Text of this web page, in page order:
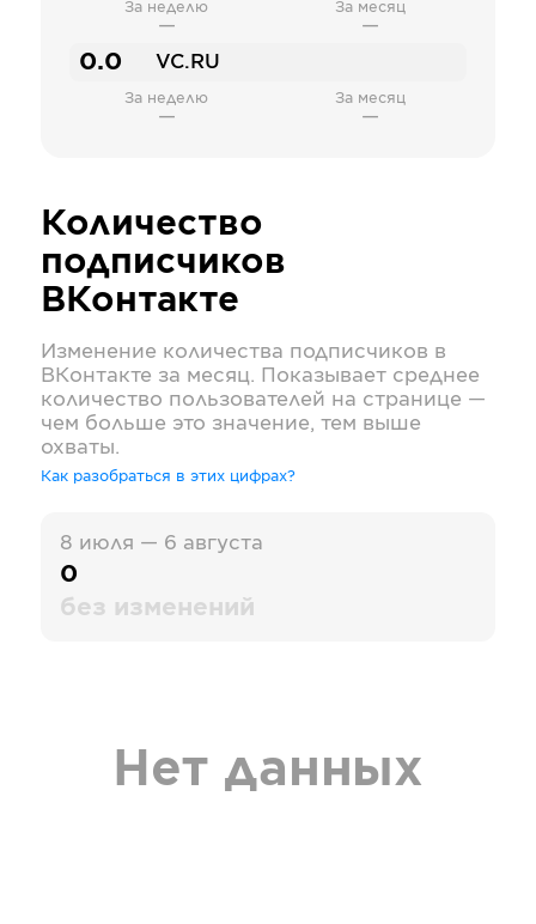
За неделю
—
За месяц
—
0.0 VC.RU
За неделю
—
За месяц
—
Количество
подписчиков
ВКонтакте
Изменение количества подписчиков в
ВКонтакте за месяц. Показывает среднее
количество пользователей на странице —
чем больше это значение, тем выше
охваты.
Как разобраться в этих цифрах?
8 июля — 6 августа
0
без изменений
Нет данных